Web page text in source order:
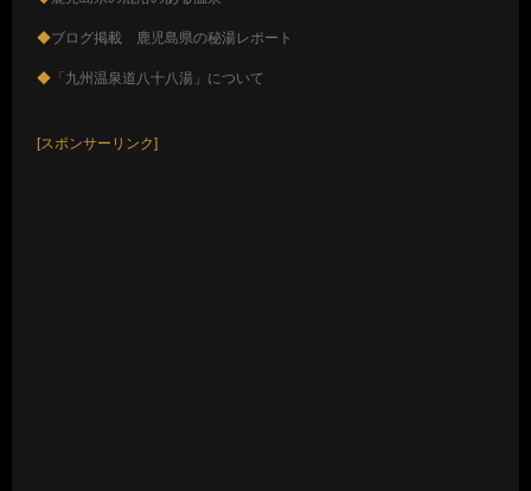
◆ブログ掲載 鹿児島県の秘湯レポート
◆ 「九州温泉道八十八湯」について
[スポンサーリンク]